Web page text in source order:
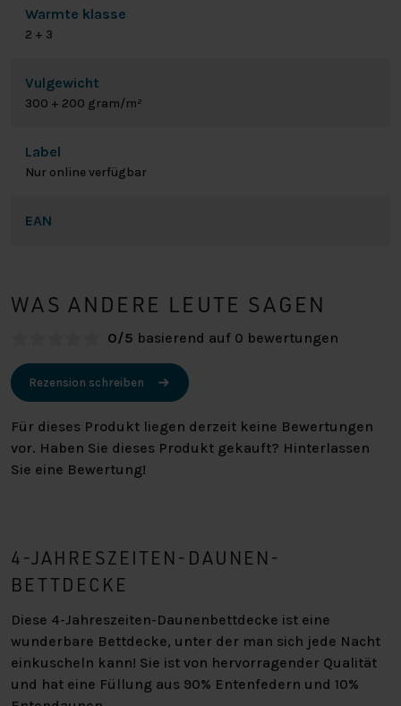
Warmte klasse
2 + 3
Vulgewicht
300 + 200 gram/m²
Label
Nur online verfügbar
EAN
WAS ANDERE LEUTE SAGEN
0/5 basierend auf 0 bewertungen
Rezension schreiben
Für dieses Produkt liegen derzeit keine Bewertungen
vor. Haben Sie dieses Produkt gekauft? Hinterlassen
Sie eine Bewertung!
4-JAHRESZEITEN-DAUNEN-
BETTDECKE
Diese 4-Jahreszeiten-Daunenbettdecke ist eine
wunderbare Bettdecke, unter der man sich jede Nacht
einkuscheln kann! Sie ist von hervorragender Qualität
und hat eine Füllung aus 90% Entenfedern und 10%